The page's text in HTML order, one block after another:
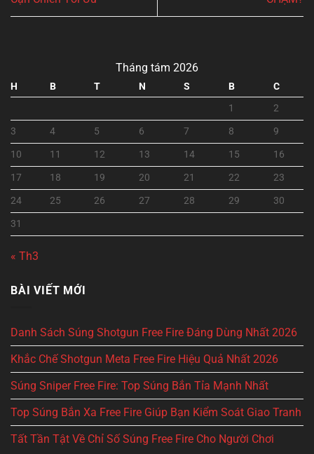
Tháng tám 2026
H B T N S B
C
1
2
3
4 5 6 7 8
9
10
11 12 13 14 15
16
17
18 19 20 21 22
23
24
25 26 27 28 29
30
31
« Th3
BÀI VIẾT MỚI
Danh Sách Súng Shotgun Free Fire Đáng Dùng Nhất 2026
Khắc Chế Shotgun Meta Free Fire Hiệu Quả Nhất 2026
Súng Sniper Free Fire: Top Súng Bắn Tỉa Mạnh Nhất
Top Súng Bắn Xa Free Fire Giúp Bạn Kiểm Soát Giao Tranh
Tất Tần Tật Về Chỉ Số Súng Free Fire Cho Người Chơi